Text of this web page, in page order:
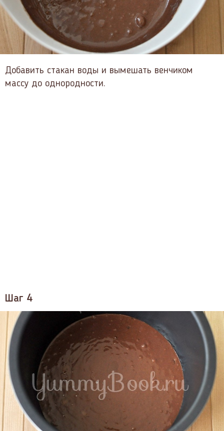
Добавить стакан воды и вымешать венчиком
массу до однородности.
Шаг 4